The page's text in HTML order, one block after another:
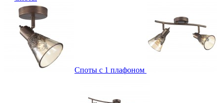
Споты с 1 плафоном